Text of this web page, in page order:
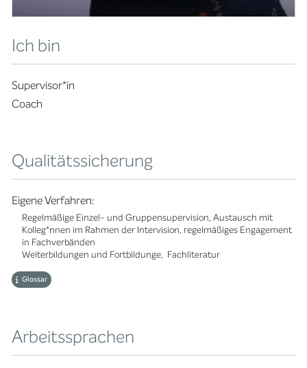
Ich bin
Supervisor*in
Coach
Qualitätssicherung
Eigene Verfahren:
Regelmäßige Einzel- und Gruppensupervision, Austausch mit
Kolleg*nnen im Rahmen der Intervision, regelmäßiges Engagement
in Fachverbänden
Weiterbildungen und Fortbildunge, Fachliteratur
Glossar
Arbeitssprachen